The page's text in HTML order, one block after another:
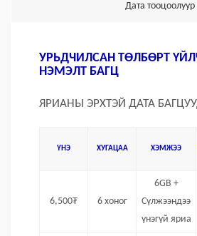
Дата тооцоолуур
УРЬДЧИЛСАН ТӨЛБӨРТ
НЭМЭЛТ БАГЦ
ЯРИАНЫ ЭРХТЭЙ ДАТА
ҮНЭ ХУГАЦАА ХЭМЖЭЭ
6,500₮ 6 хоног
6GB +
Сүлжээндээ
үнэгүй яриа